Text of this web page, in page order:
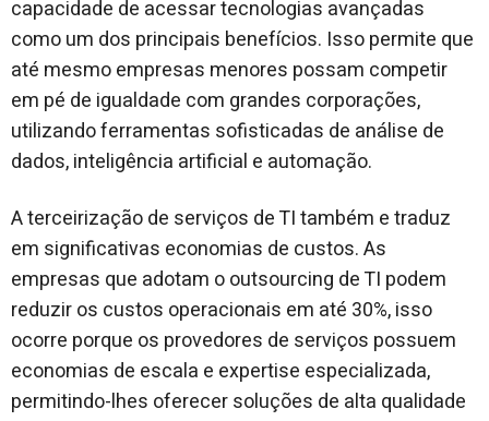
capacidade de acessar tecnologias avançadas
como um dos principais benefícios. Isso permite que
até mesmo empresas menores possam competir
em pé de igualdade com grandes corporações,
utilizando ferramentas sofisticadas de análise de
dados, inteligência artificial e automação.
A terceirização de serviços de TI também e traduz
em significativas economias de custos. As
empresas que adotam o outsourcing de TI podem
reduzir os custos operacionais em até 30%, isso
ocorre porque os provedores de serviços possuem
economias de escala e expertise especializada,
permitindo-lhes oferecer soluções de alta qualidade